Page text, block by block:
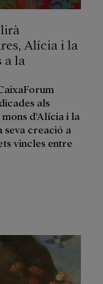
Alícia i la
a la
als
d’Alícia i la
seva creació a
vincles entre